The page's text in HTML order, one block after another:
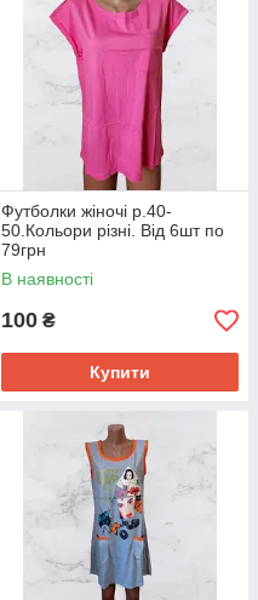
Футболки жіночі р.40-
50.Кольори різні. Від 6шт по
79грн
В наявності
100 ₴
Купити